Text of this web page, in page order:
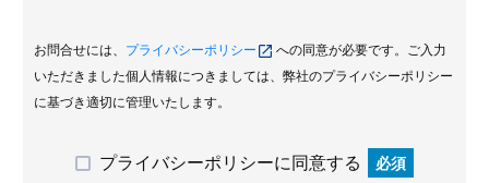
お問合せには、 プライバシーポリシー
への同意が必要です。ご入力
いただきました個人情報につきましては、弊社のプライバシーポリシー
に基づき適切に管理いたします。
プライバシーポリシーに同意する 必須